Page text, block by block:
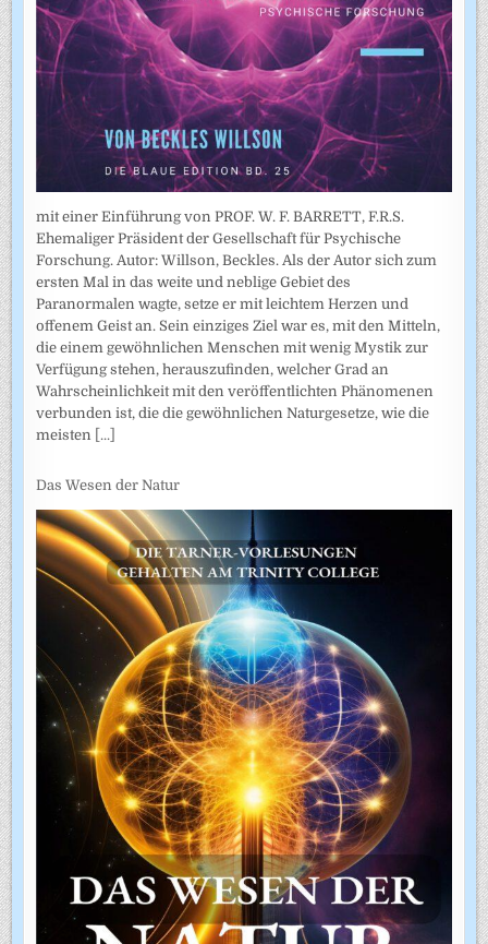
mit einer Einführung von PROF. W. F. BARRETT, F.R.S.
Ehemaliger Präsident der Gesellschaft für Psychische
Forschung. Autor: Willson, Beckles. Als der Autor sich zum
ersten Mal in das weite und neblige Gebiet des
Paranormalen wagte, setze er mit leichtem Herzen und
offenem Geist an. Sein einziges Ziel war es, mit den Mitteln,
die einem gewöhnlichen Menschen mit wenig Mystik zur
Verfügung stehen, herauszufinden, welcher Grad an
Wahrscheinlichkeit mit den veröffentlichten Phänomenen
verbunden ist, die die gewöhnlichen Naturgesetze, wie die
meisten [...]
Das Wesen der Natur